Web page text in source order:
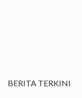
BERITA TERKINI